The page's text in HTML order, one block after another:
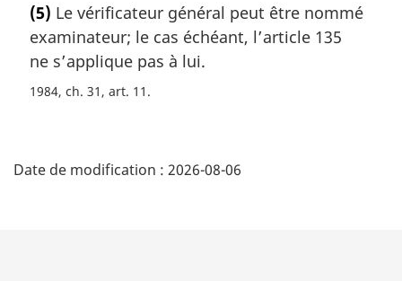
n
a
e
:
t
e
m
r
a
(5) Le vérificateur général peut être nommé
examinateur; le cas échéant, l’article 135
ne s’applique pas à lui.
1984, ch. 31, art. 11
é
Date de modification : 2026-08-06